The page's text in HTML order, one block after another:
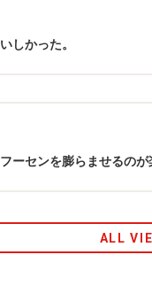
しかった。
ーセンを膨らませるのが
ALL